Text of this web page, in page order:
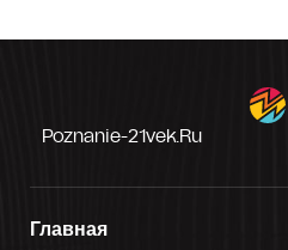
Poznanie-21vek.ru
Главная